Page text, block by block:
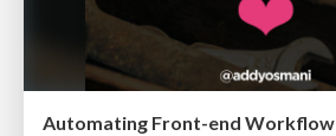
Automating Front-end Workflow